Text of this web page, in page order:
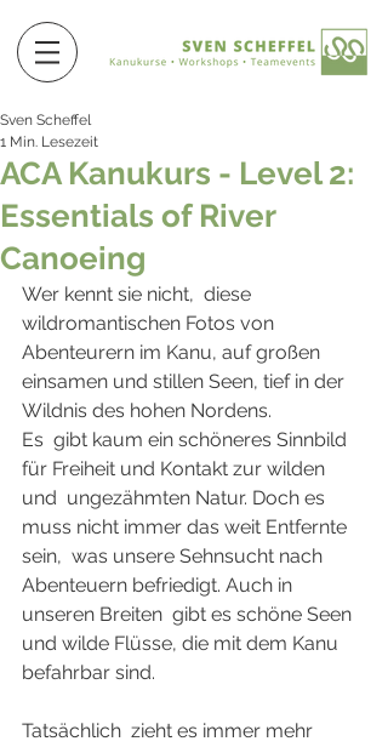
ACA Kanukurs - Level 2:
Essentials of River
Canoeing
Sven Scheffel
1 Min. Lesezeit
Wer kennt sie nicht,  diese
wildromantischen Fotos von
Abenteurern im Kanu, auf großen
einsamen und stillen Seen, tief in der
Wildnis des hohen Nordens.
Es  gibt kaum ein schöneres Sinnbild
für Freiheit und Kontakt zur wilden
und  ungezähmten Natur. Doch es
muss nicht immer das weit Entfernte
sein,  was unsere Sehnsucht nach
Abenteuern befriedigt. Auch in
unseren Breiten  gibt es schöne Seen
und wilde Flüsse, die mit dem Kanu
befahrbar sind.
Tatsächlich  zieht es immer mehr